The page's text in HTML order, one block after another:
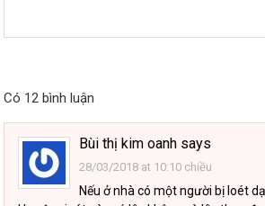
Có 12 bình luận
Bùi thị kim oanh says
28/03/2018 at 10:10 chiều
Nếu ở nhà có một người bị loét